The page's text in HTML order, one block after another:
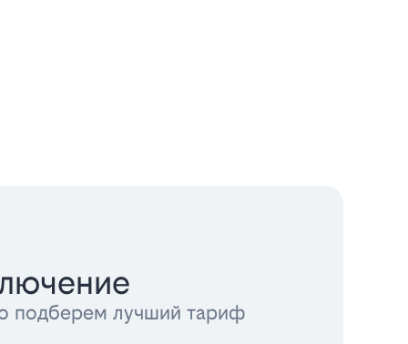
подберем лучший тариф